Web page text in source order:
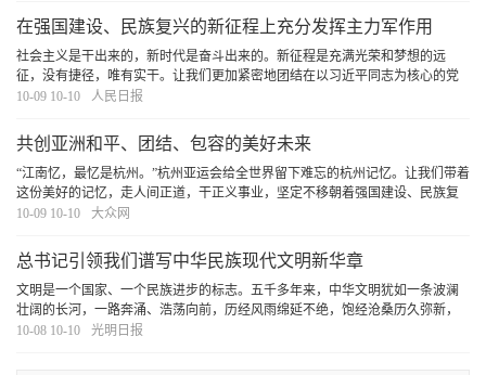
在强国建设、民族复兴的新征程上充分发挥主力军作用
社会主义是干出来的，新时代是奋斗出来的。新征程是充满光荣和梦想的远
征，没有捷径，唯有实干。让我们更加紧密地团结在以习近平同志为核心的党
中央周围，全面贯彻习近平新时代中国特色社会主义思想，诚实劳动、勤勉工
10-09 10-10 人民日报
共创亚洲和平、团结、包容的美好未来
“江南忆，最忆是杭州。”杭州亚运会给全世界留下难忘的杭州记忆。让我们带着
这份美好的记忆，走人间正道，干正义事业，坚定不移朝着强国建设、民族复
兴的宏伟目标奋勇前进，同各国人民一道推动构建亚洲和人类命运共同体，共
10-09 10-10 大众网
总书记引领我们谱写中华民族现代文明新华章
文明是一个国家、一个民族进步的标志。五千多年来，中华文明犹如一条波澜
壮阔的长河，一路奔涌、浩荡向前，历经风雨绵延不绝，饱经沧桑历久弥新，
在人类文明史册上写下浓墨重彩的篇章。
10-08 10-10 光明日报